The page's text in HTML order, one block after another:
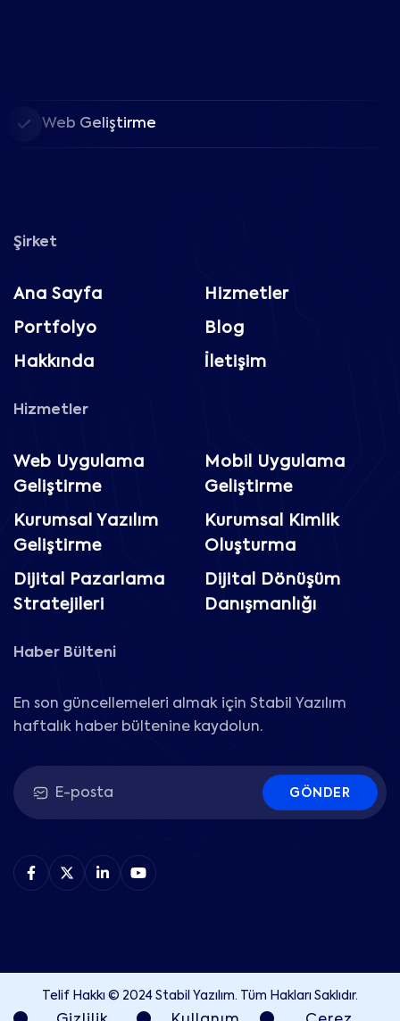
Web Geliştirme
Şirket
Ana Sayfa Hizmetler
Portfolyo Blog
Hakkında İletişim
Hizmetler
Web Uygulama
Geliştirme
Mobil Uygulama
Geliştirme
Kurumsal Yazılım
Geliştirme
Kurumsal Kimlik
Oluşturma
Dijital Pazarlama
Stratejileri
Dijital Dönüşüm
Danışmanlığı
Haber Bülteni
En son güncellemeleri almak için Stabil Yazılım
haftalık haber bültenine kaydolun.
GÖNDER
Telif Hakkı © 2024 Stabil Yazılım. Tüm Hakları Saklıdır.